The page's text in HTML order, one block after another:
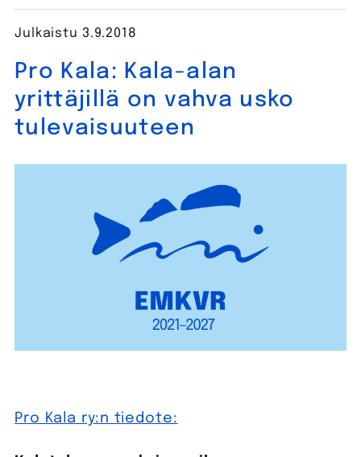
Pro Kala: Kala-alan
yrittäjillä on vahva usko
tulevaisuuteen
Julkaistu 3.9.2018
Pro Kala ry:n tiedote: